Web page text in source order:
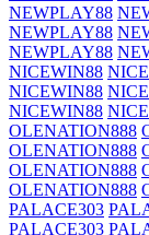
NEWPLAY88
NEWPLAY88
NEWPLAY88
NICEWIN88
NICEWIN88
NICEWIN88
OLENATION888
OLENATION888
OLENATION888
OLENATION888
PALACE303
PALACE303